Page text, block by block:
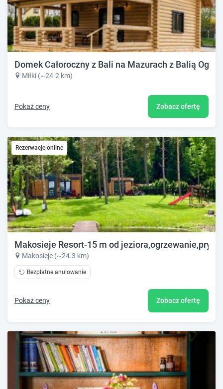
Domek Całoroczny z Bali na Mazurach z Balią
Miłki (~24.2 km)
Pokaż ceny Zobacz ofertę
Rezerwacje online
Makosieje Resort-15 m od
Makosieje (~24.3 km)
Bezpłatne anulowanie
Pokaż ceny Zobacz ofertę